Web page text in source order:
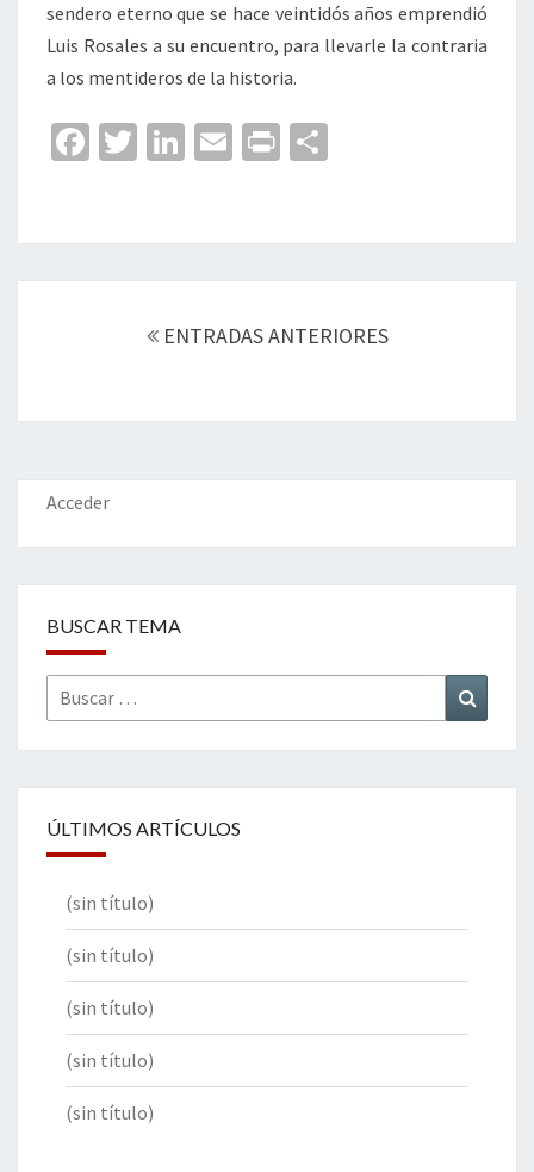
sendero eterno que se hace veintidós años emprendió
Luis Rosales a su encuentro, para llevarle la contraria
a los mentideros de la historia.
Fa
o
o
T
er
Li
dI
n
E
l
Pr
p
ar
tir
ENTRADAS ANTERIORES
Acceder
BUSCAR TEMA
Buscar
por:
ÚLTIMOS ARTÍCULOS
(sin título)
(sin título)
(sin título)
(sin título)
(sin título)